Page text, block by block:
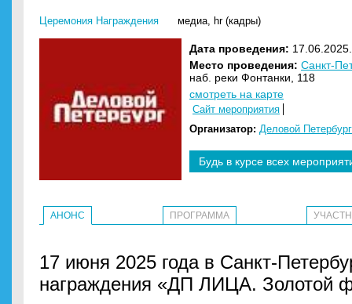
Церемония Награждения медиа, hr (кадры)
Дата проведения:
Место проведения: Санкт-
наб. реки Фонтанки, 118
смотреть на карте
Сайт мероприятия
Организатор: Деловой Петербург
Будь в курсе всех
АНОНС ПРОГРАММА
17 июня 2025 года в Санкт-
награждения «ДП ЛИЦА. Золотой